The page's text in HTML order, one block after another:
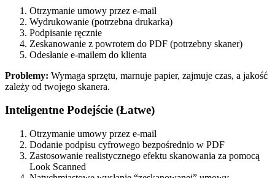
Otrzymanie umowy przez e-mail
Wydrukowanie (potrzebna drukarka)
Podpisanie ręcznie
Zeskanowanie z powrotem do PDF (potrzebny skaner)
Odesłanie e-mailem do klienta
Problemy: Wymaga sprzętu, marnuje papier, zajmuje czas, a jakość
zależy od twojego skanera.
Inteligentne Podejście (Łatwe)
Otrzymanie umowy przez e-mail
Dodanie podpisu cyfrowego bezpośrednio w PDF
Zastosowanie realistycznego efektu skanowania za pomocą
Look Scanned